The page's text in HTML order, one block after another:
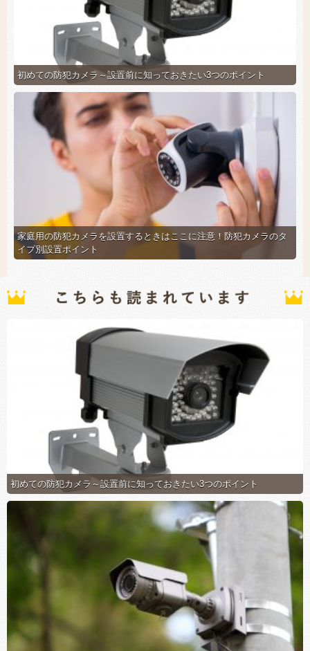
初めての防犯カメラ～設置前に知っておきたい3つのポイント
家庭用の防犯カメラを設置するときはここに注意！防犯カメラのタ
イプ別設置ポイント
初めての防犯カメラ～設置前に知っておきたい3つのポイント